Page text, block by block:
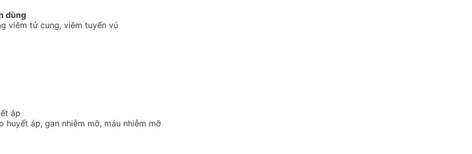
dùng
viêm tử cung, viêm tuyến vú
áp
áp, gan nhiễm mỡ, máu nhiễm mỡ